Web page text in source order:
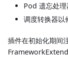
Pod 遗忘处
调度转换器
插件在初始化期间